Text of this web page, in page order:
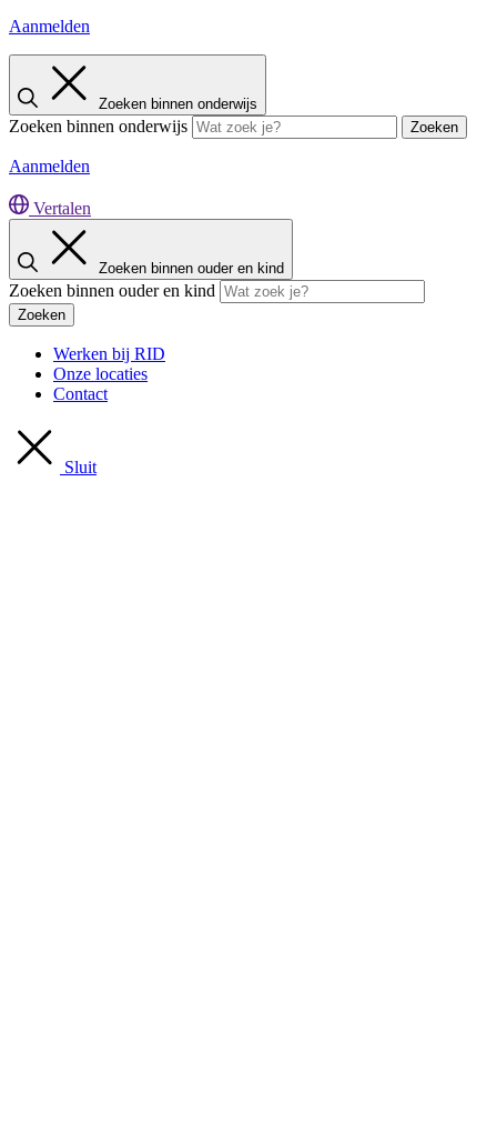
Aanmelden
Zoeken binnen onderwijs
Zoeken binnen onderwijs Zoeken
Aanmelden
Vertalen
Zoeken binnen ouder en kind
Zoeken binnen ouder en kind
Zoeken
Werken bij RID
Onze locaties
Contact
Sluit